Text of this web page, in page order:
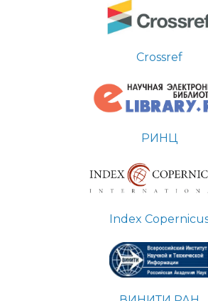
Crossref
РИНЦ
Index